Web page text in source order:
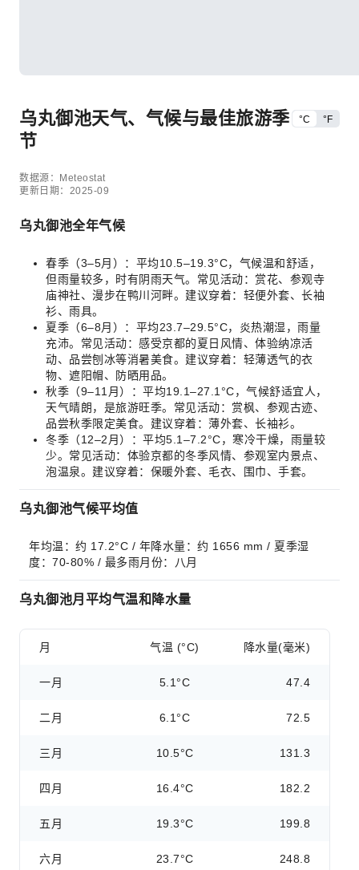
乌丸御池天气、气候与最佳旅游季
节
°C °F
数据源：Meteostat
更新日期：2025-09
乌丸御池全年气候
春季（3–5月）：平均10.5–19.3°C，气候温和舒适，
但雨量较多，时有阴雨天气。常见活动：赏花、参观寺
庙神社、漫步在鸭川河畔。建议穿着：轻便外套、长袖
衫、雨具。
夏季（6–8月）：平均23.7–29.5°C，炎热潮湿，雨量
充沛。常见活动：感受京都的夏日风情、体验纳凉活
动、品尝刨冰等消暑美食。建议穿着：轻薄透气的衣
物、遮阳帽、防晒用品。
秋季（9–11月）：平均19.1–27.1°C，气候舒适宜人，
天气晴朗，是旅游旺季。常见活动：赏枫、参观古迹、
品尝秋季限定美食。建议穿着：薄外套、长袖衫。
冬季（12–2月）：平均5.1–7.2°C，寒冷干燥，雨量较
少。常见活动：体验京都的冬季风情、参观室内景点、
泡温泉。建议穿着：保暖外套、毛衣、围巾、手套。
乌丸御池气候平均值
年均温：约 17.2°C / 年降水量：约 1656 mm / 夏季湿
度：70-80% / 最多雨月份：八月
乌丸御池月平均气温和降水量
月 气温 (°C) 降水量(毫米)
一月 5.1°C 47.4
二月 6.1°C 72.5
三月 10.5°C 131.3
四月 16.4°C 182.2
五月 19.3°C 199.8
六月 23.7°C 248.8